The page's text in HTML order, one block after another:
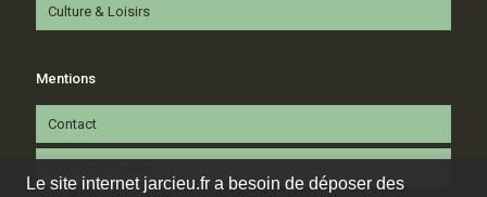
Culture & Loisirs
Mentions
Contact
Le site internet jarcieu.fr a besoin de déposer des